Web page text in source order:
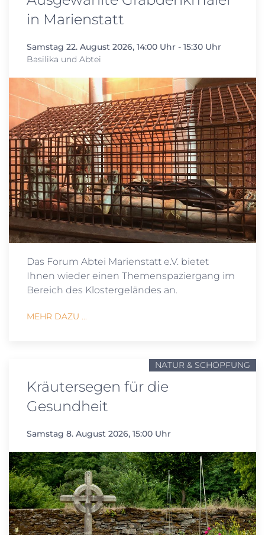
in Marienstatt
Samstag 22. August 2026, 14:00 Uhr - 15:30 Uhr
Basilika und Abtei
Das Forum Abtei Marienstatt e.V. bietet
Ihnen wieder einen Themenspaziergang im
Bereich des Klostergeländes an.
MEHR DAZU ...
NATUR & SCHÖPFUNG
Kräutersegen für die
Gesundheit
Samstag 8. August 2026, 15:00 Uhr